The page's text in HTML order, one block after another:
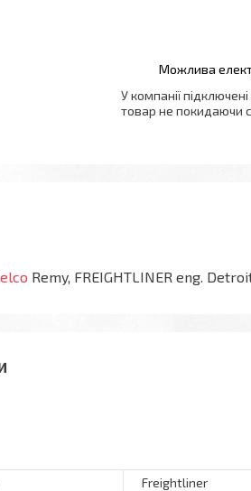
У компанії
товар не покидаючи
elco Remy, FREIGHTLINER eng.
Freightliner